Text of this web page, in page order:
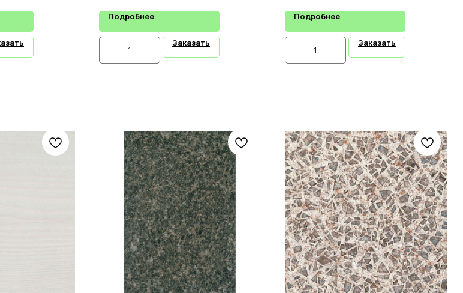
Подробнее
Заказать
Подробнее
Заказать